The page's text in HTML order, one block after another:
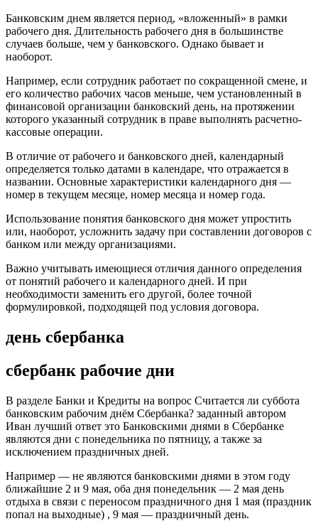
Банковским днем является период, «вложенный» в рамки
рабочего дня. Длительность рабочего дня в большинстве
случаев больше, чем у банковского. Однако бывает и
наоборот.
Например, если сотрудник работает по сокращенной смене, и
его количество рабочих часов меньше, чем установленный в
финансовой организации банковский день, на протяжении
которого указанный сотрудник в праве выполнять расчетно-
кассовые операции.
В отличие от рабочего и банковского дней, календарный
определяется только датами в календаре, что отражается в
названии. Основные характеристики календарного дня —
номер в текущем месяце, номер месяца и номер года.
Использование понятия банковского дня может упростить
или, наоборот, усложнить задачу при составлении договоров с
банком или между организациями.
Важно учитывать имеющиеся отличия данного определения
от понятий рабочего и календарного дней. И при
необходимости заменить его другой, более точной
формулировкой, подходящей под условия договора.
день сбербанка
сбербанк рабочие дни
В разделе Банки и Кредиты на вопрос Считается ли суббота
банковским рабочим днём Сбербанка? заданный автором
Иван лучший ответ это Банковскими днями в Сбербанке
являются дни с понедельника по пятницу, а также за
исключением праздничных дней.
Например — не являются банковскими днями в этом году
ближайшие 2 и 9 мая, оба дня понедельник — 2 мая день
отдыха в связи с переносом праздничного дня 1 мая (праздник
попал на выходные) , 9 мая — праздничный день.